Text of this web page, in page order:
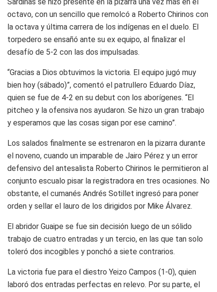
Sardiñas se hizo presente en la pizarra una vez más en el
octavo, con un sencillo que remolcó a Roberto Chirinos con
la octava y última carrera de los indígenas en el duelo. El
torpedero se ensañó ante su ex equipo, al finalizar el
desafío de 5-2 con las dos impulsadas.
“Gracias a Dios obtuvimos la victoria. El equipo jugó muy
bien hoy (sábado)”, comentó el patrullero Eduardo Díaz,
quien se fue de 4-2 en su debut con los aborígenes. “El
pitcheo y la ofensiva nos ayudaron. Se hizo un gran trabajo
y esperamos que las cosas sigan por ese camino”.
Los salados finalmente se estrenaron en la pizarra durante
el noveno, cuando un imparable de Jairo Pérez y un error
defensivo del antesalista Roberto Chirinos le permitieron al
conjunto escualo pisar la registradora en tres ocasiones. No
obstante, el cumanés Andrés Sotillet ingresó para poner
orden y sellar el lauro de los dirigidos por Mike Álvarez.
El abridor Guaipe se fue sin decisión luego de un sólido
trabajo de cuatro entradas y un tercio, en las que tan solo
toleró dos incogibles y ponchó a siete contrarios.
La victoria fue para el diestro Yeizo Campos (1-0), quien
laboró dos entradas perfectas en relevo. Por su parte, el